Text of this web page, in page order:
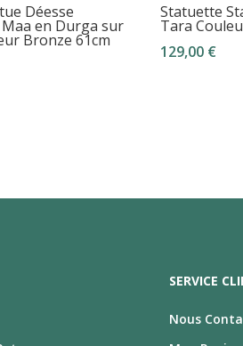
Déesse
en Durga sur
Bronze 61cm
Statuette
Tara
129,00 €
SERVICE
Nous